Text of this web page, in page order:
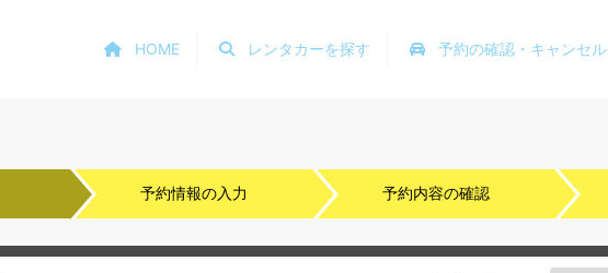
予約の確認・キャンセル
レンタカーを探す
HOME
予約情報の入力 予約内容の確認